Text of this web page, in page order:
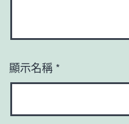
顯示名稱 *